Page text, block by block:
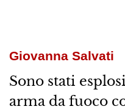
Giovanna Salvati
Sono stati
arma da fuoco